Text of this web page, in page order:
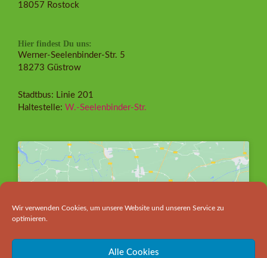
Wir verwenden Cookies, um unsere Website und unseren Service zu
optimieren.
Alle Cookies
18057 Rostock
Hier findest Du uns:
Werner-Seelenbinder-Str. 5
18273 Güstrow
Stadtbus: Linie 201
Haltestelle: W.-Seelenbinder-Str.